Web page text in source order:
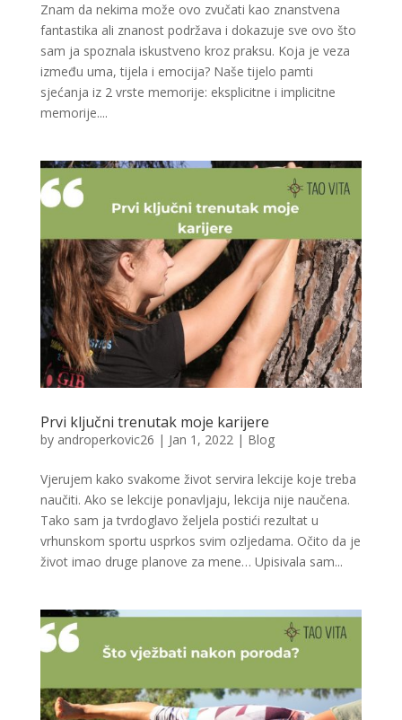
Znam da nekima može ovo zvučati kao znanstvena
fantastika ali znanost podržava i dokazuje sve ovo što
sam ja spoznala iskustveno kroz praksu. Koja je veza
između uma, tijela i emocija? Naše tijelo pamti
sjećanja iz 2 vrste memorije: eksplicitne i implicitne
memorije....
Prvi ključni trenutak moje karijere
by androperkovic26 | Jan 1, 2022| Blog
Vjerujem kako svakome život servira lekcije koje treba
naučiti. Ako se lekcije ponavljaju, lekcija nije naučena.
Tako sam ja tvrdoglavo željela postići rezultat u
vrhunskom sportu usprkos svim ozljedama. Očito da je
život imao druge planove za mene… Upisivala sam...